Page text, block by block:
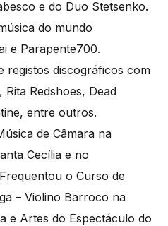
e do Duo Stetsenko.
do mundo
e Parapente700.
registos discográficos com
Redshoes, Dead
entre outros.
de Câmara na
Cecília e no
o Curso de
– Violino Barroco na
e Artes do Espectáculo do